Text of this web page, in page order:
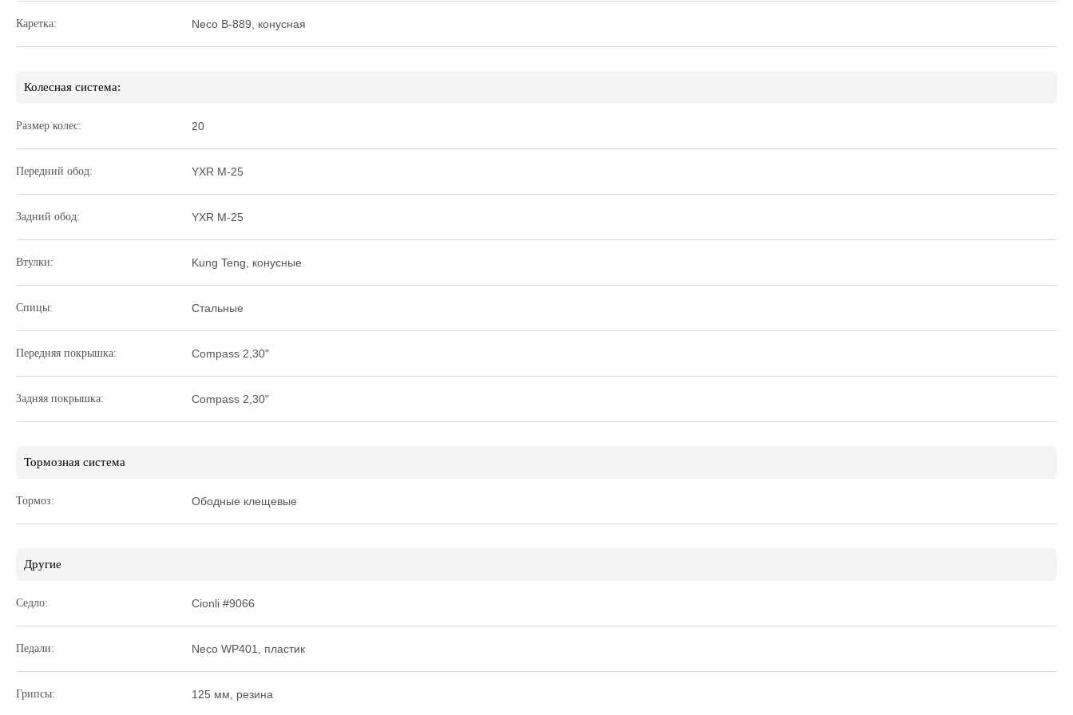
Каретка: Neco B-889, конусная
Колесная система:
Размер колес: 20
Передний обод: YXR M-25
Задний обод: YXR M-25
Втулки: Kung Teng, конусные
Спицы: Стальные
Передняя покрышка: Compass 2,30"
Задняя покрышка: Compass 2,30"
Тормозная система
Тормоз: Ободные клещевые
Другие
Седло: Cionli #9066
Педали: Neco WP401, пластик
Грипсы: 125 мм, резина